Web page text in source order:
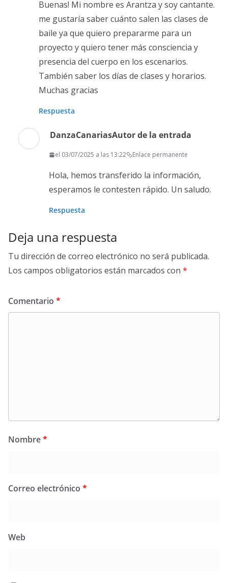
Buenas! Mi nombre es Arantza y soy cantante.
me gustaría saber cuánto salen las clases de
baile ya que quiero prepararme para un
proyecto y quiero tener más consciencia y
presencia del cuerpo en los escenarios.
También saber los días de clases y horarios.
Muchas gracias
Respuesta
DanzaCanariasAutor de la entrada
el 03/07/2025 a las 13:22 Enlace permanente
Hola, hemos transferido la información,
esperamos le contesten rápido. Un saludo.
Respuesta
Deja una respuesta
Tu dirección de correo electrónico no será publicada.
Los campos obligatorios están marcados con *
Comentario *
Nombre*
Correo electrónico *
Web